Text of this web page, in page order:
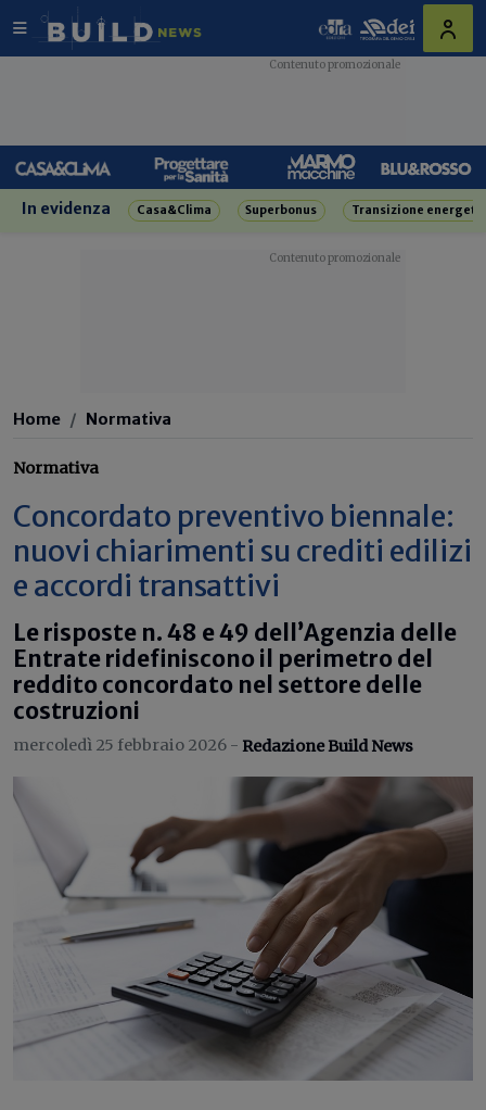
In evidenza Casa&Clima Superbonus Transizione
Home Normativa
Normativa
Concordato preventivo biennale:
nuovi chiarimenti su crediti edilizi
e accordi transattivi
Le risposte n. 48 e 49 dell’Agenzia delle
Entrate ridefiniscono il perimetro del
reddito concordato nel settore delle
costruzioni
mercoledì 25 febbraio 2026 - Redazione Build News